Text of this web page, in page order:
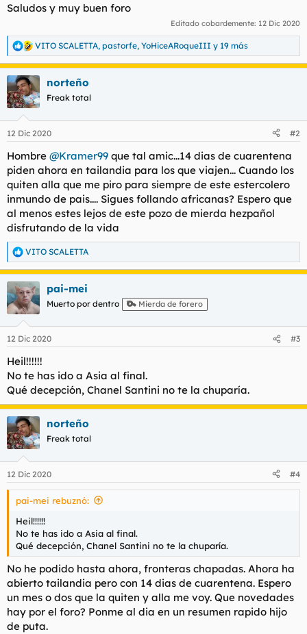
Saludos y muy buen foro
Editado cobardemente: 12 Dic 2020
R
e
a
c
c
i
e
:
VITO SCALETTA, pastorfe, YoHiceARoqueIII y 19 más
norteño
Freak total
12 Dic 2020 #2
Hombre @Kramer99 que tal amic...14 dias de cuarentena
piden ahora en tailandia para los que viajen... Cuando los
quiten alla que me piro para siempre de este estercolero
inmundo de pais.... Sigues follando africanas? Espero que
al menos estes lejos de este pozo de mierda hezpañol
disfrutando de la vida
R
e
a
c
c
i
e
:
VITO SCALETTA
pai-mei
Muerto por dentro Mierda de forero
12 Dic 2020 #3
Heil!!!!!!
No te has ido a Asia al final.
Qué decepción, Chanel Santini no te la chuparía.
norteño
Freak total
12 Dic 2020 #4
pai-mei rebuznó:
Heil!!!!!!
No te has ido a Asia al final.
Qué decepción, Chanel Santini no te la chuparía.
No he podido hasta ahora, fronteras chapadas. Ahora ha
abierto tailandia pero con 14 dias de cuarentena. Espero
un mes o dos que la quiten y alla me voy. Que novedades
hay por el foro? Ponme al dia en un resumen rapido hijo
de puta.